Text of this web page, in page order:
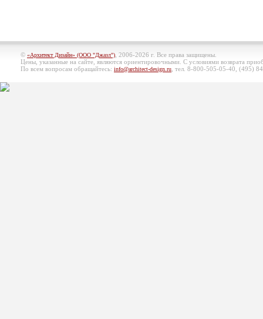
© «Архитект Дизайн» (ООО "Джазл") , 2006-2026 г. Все права защищены.
Цены, указанные на сайте, являются ориентировочными. С условиями возврата
По всем вопросам обращайтесь: info@architect-design.ru , тел. 8-800-505-05-40, (495)